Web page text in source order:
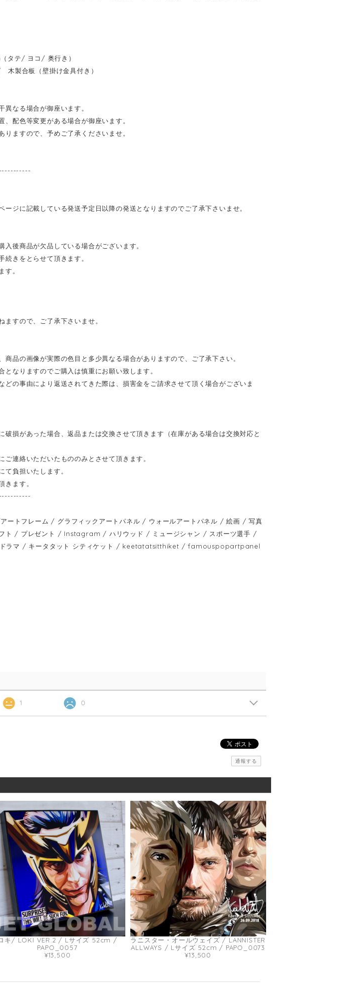
テ/ ヨコ/ 奥行き）
製合板（壁掛け金具付き）
異なる場合が御座います。
、配色等変更がある場合が御座います。
りますので、予めご了承くださいませ。
ジに記載している発送予定日以降の発送となりますのでご了承下さいませ。
後商品が欠品している場合がございます。
続きをとらせて頂きます。
す。
すので、ご了承下さいませ。
品の画像が実際の色目と多少異なる場合がありますので、ご了承下さい。
なりますのでご購入は慎重にお願い致します。
の事由により返送されてきた際は、損害金をご請求させて頂く場合がございま
損があった場合、返品または交換させて頂きます（在庫がある場合は交換対応と
連絡いただいたもののみとさせて頂きます。
負担いたします。
ます。
ートフレーム / グラフィックアートパネル / ウォールアートパネル / 絵画 / 写真
ト / プレゼント / Instagram / ハリウッド / ミュージシャン / スポーツ選手 /
ラマ / キータタット シティケット / keetatatsitthiket / famouspopartpanel
1 0
通報する
キ/ LOKI VER.2 / Lサイズ 52cm /
PAPO_0057
¥13,500
ラニスター・オールウェイズ / LANNISTER
ALLWAYS / Lサイズ 52cm / PAPO_0073
¥13,500